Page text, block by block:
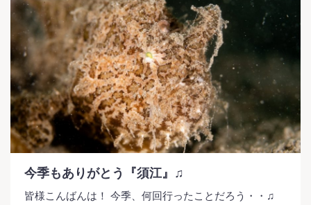
今季もありがとう『須江』♫
皆様こんばんは！ 今季、何回行ったことだろう・・♫